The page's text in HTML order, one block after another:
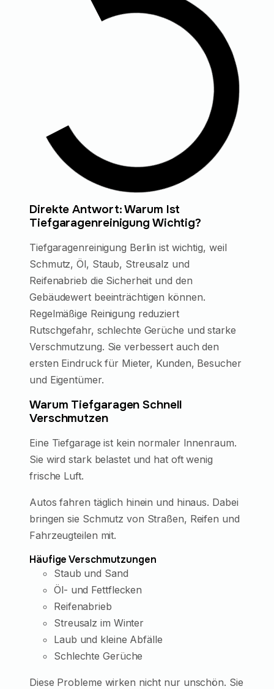
Direkte Antwort: Warum Ist
Tiefgaragenreinigung Wichtig?
Tiefgaragenreinigung Berlin ist wichtig, weil
Schmutz, Öl, Staub, Streusalz und
Reifenabrieb die Sicherheit und den
Gebäudewert beeinträchtigen können.
Regelmäßige Reinigung reduziert
Rutschgefahr, schlechte Gerüche und starke
Verschmutzung. Sie verbessert auch den
ersten Eindruck für Mieter, Kunden, Besucher
und Eigentümer.
Warum Tiefgaragen Schnell
Verschmutzen
Eine Tiefgarage ist kein normaler Innenraum.
Sie wird stark belastet und hat oft wenig
frische Luft.
Autos fahren täglich hinein und hinaus. Dabei
bringen sie Schmutz von Straßen, Reifen und
Fahrzeugteilen mit.
Häufige Verschmutzungen
Staub und Sand
Öl- und Fettflecken
Reifenabrieb
Streusalz im Winter
Laub und kleine Abfälle
Schlechte Gerüche
Diese Probleme wirken nicht nur unschön. Sie